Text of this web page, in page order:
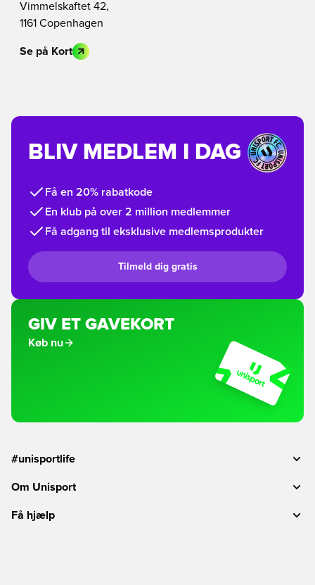
Vimmelskaftet 42,
1161 Copenhagen
Se på Kort
BLIV MEDLEM I DAG
Få en 20% rabatkode
En klub på over 2 million medlemmer
Få adgang til eksklusive medlemsprodukter
Tilmeld dig gratis
GIV ET GAVEKORT
Køb nu
#unisportlife
Om Unisport
Få hjælp